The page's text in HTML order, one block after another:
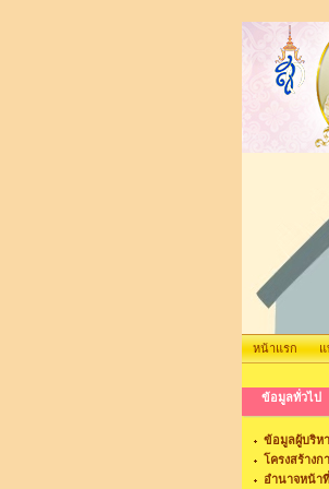
หน้าแรก แ
ข้อมูลทั่วไป
ข้อมูลผู้บริหา
โครงสร้างก
อำนาจหน้าที่